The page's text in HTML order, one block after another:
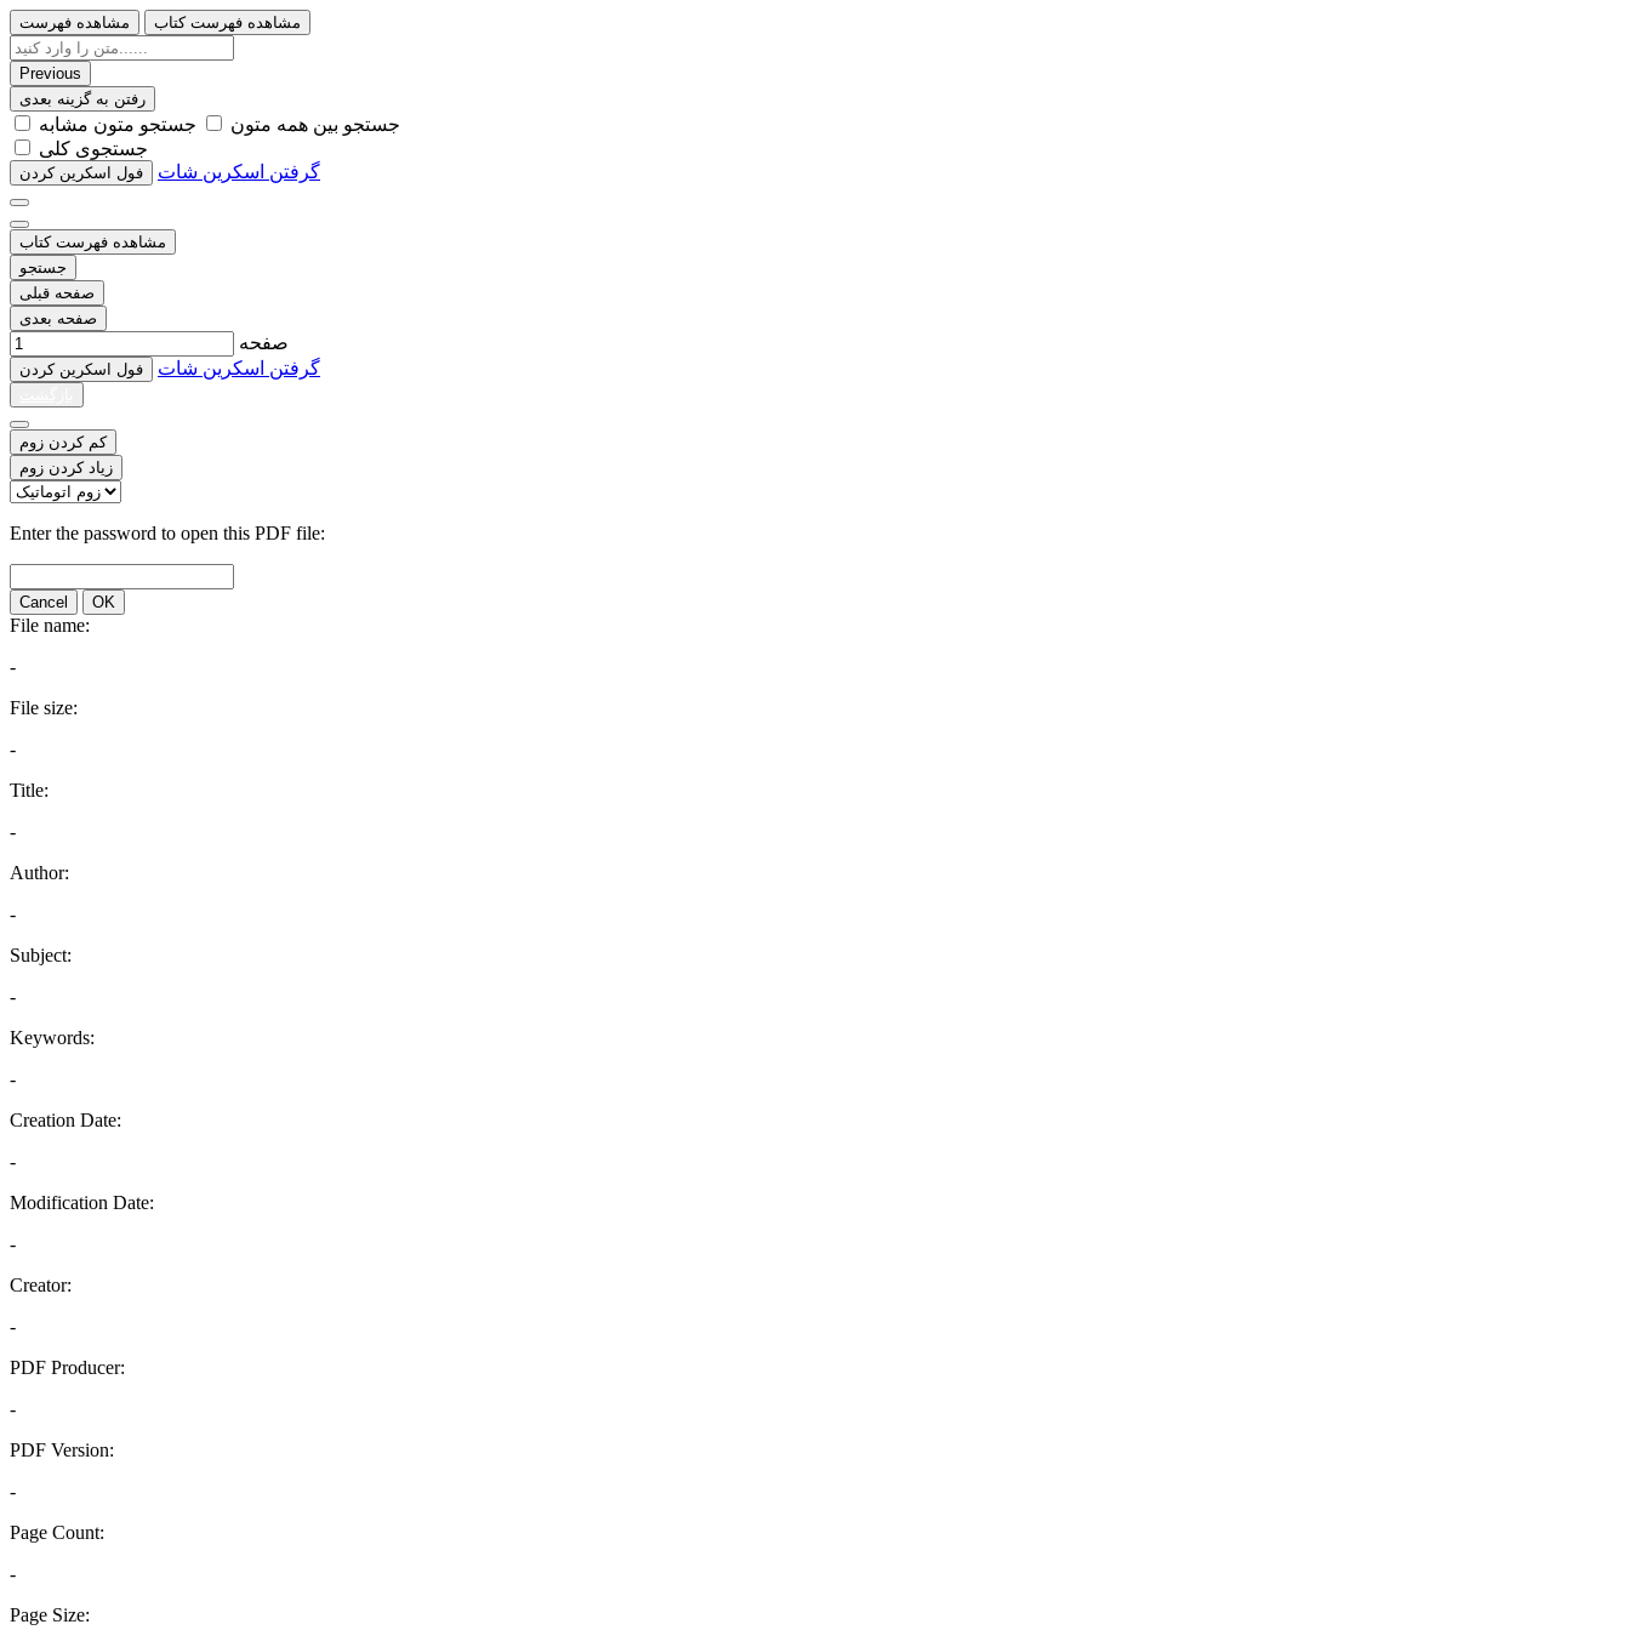
مشاهده فهرست مشاهده فهرست کتاب
Previous
رفتن به گزینه بعدی
ﺟﺴﺘﺠﻮ ﺑﯿﻦ ﻫﻤﻪ ﻣﺘﻮﻥ
ﺟﺴﺘﺠﻮ ﻣﺘﻮﻥ ﻣﺸﺎﺑﻪ
ﺟﺴﺘﺠﻮﯼ ﮐﻠﯽ
ﻓﻮﻝ اﺳﮑﺮﯾﻦ ﮐﺮﺩﻥ گرفتن اسکرین شات
مشاهده فهرست کتاب
جستجو
صفحه قبلی
صفحه بعدی
صفحه
ﻓﻮﻝ اﺳﮑﺮﯾﻦ ﮐﺮﺩﻥ گرفتن اسکرین شات
کم کردن زوم
زیاد کردن زوم
Enter the password to open this PDF file:
Cancel OK
File name:
-
File size:
-
Title:
-
Author:
-
Subject:
-
Keywords:
-
Creation Date:
-
Modification Date:
-
Creator:
-
PDF Producer:
-
PDF Version:
-
Page Count:
-
Page Size: